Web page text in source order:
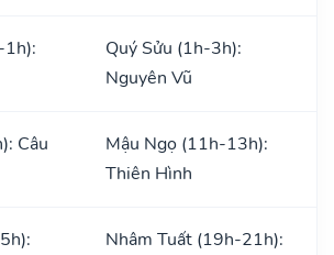
1h):
Quý Sửu (1h-3h):
Nguyên Vũ
Câu
Mậu Ngọ (11h-13h):
Thiên Hình
Nhâm Tuất (19h-21h):